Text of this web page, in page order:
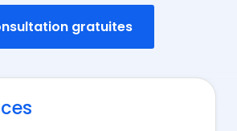
gratuites